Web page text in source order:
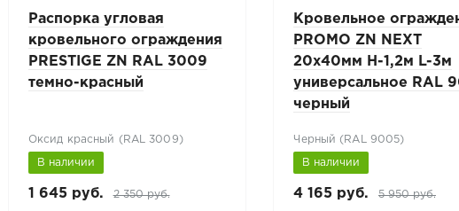
Распорка угловая
кровельного ограждения
PRESTIGE ZN RAL 3009
темно-красный
Оксид красный (RAL 3009)
В наличии
1 645 руб. 2 350 руб.
Кровельное
PROMO ZN NEXT
20х40мм H-1,2м L-3м
универсальное RAL
черный
Черный (RAL 9005)
В наличии
4 165 руб. 5 950 руб.